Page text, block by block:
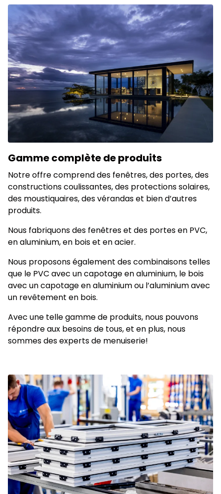
Gamme complète de produits
Notre offre comprend des fenêtres, des portes, des
constructions coulissantes, des protections solaires,
des moustiquaires, des vérandas et bien d’autres
produits.
Nous fabriquons des fenêtres et des portes en PVC,
en aluminium, en bois et en acier.
Nous proposons également des combinaisons telles
que le PVC avec un capotage en aluminium, le bois
avec un capotage en aluminium ou l’aluminium avec
un revêtement en bois.
Avec une telle gamme de produits, nous pouvons
répondre aux besoins de tous, et en plus, nous
sommes des experts de menuiserie!